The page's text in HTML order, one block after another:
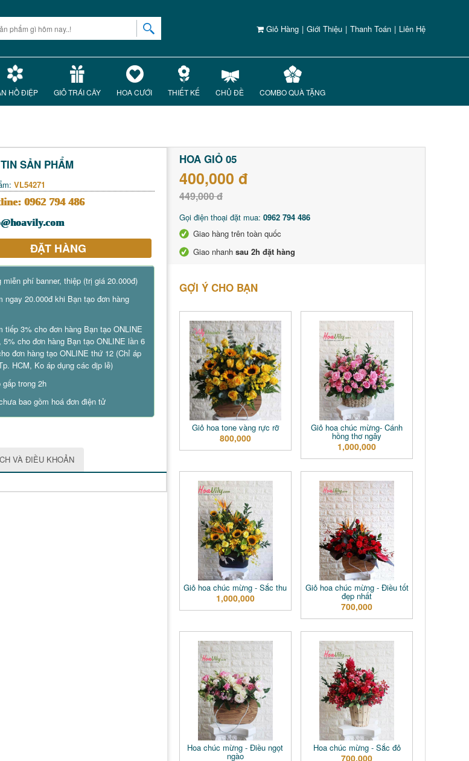
Giỏ Hàng | Giới Thiệu | Thanh Toán | Liên Hệ
HỒ ĐIỆP GIỎ TRÁI CÂY HOA CƯỚI THIẾT KẾ CHỦ ĐỀ COMBO QUÀ TẶNG
SẢN PHẨM
VL54271
0962 794 486
ĐẶT HÀNG
miễn phí banner, thiệp (trị giá 20.000đ)
ngay 20.000đ khi Bạn tạo đơn hàng
tiếp 3% cho đơn hàng Bạn tạo ONLINE
5% cho đơn hàng Bạn tạo ONLINE lần 6
đơn hàng tạo ONLINE thứ 12 (Chỉ áp
HCM, Ko áp dụng các dịp lễ)
gấp trong 2h
bao gồm hoá đơn điện tử
VÀ ĐIỀU KHOẢN
HOA GIỎ 05
400,000 đ
449,000 đ
Gọi điện thoại đặt mua: 0962 794 486
Giao hàng trên toàn quốc
Giao nhanh sau 2h đặt hàng
GỢI Ý CHO BẠN
Giỏ hoa tone vàng rực rỡ
800,000
Giỏ hoa chúc mừng- Cánh
hồng thơ ngây
1,000,000
Giỏ hoa chúc mừng - Sắc thu
1,000,000
Giỏ hoa chúc mừng - Điều tốt
đẹp nhất
700,000
Hoa chúc mừng - Điều ngọt
ngào
Hoa chúc mừng - Sắc đỏ
700,000